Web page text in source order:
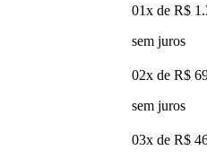
01x de R$
sem juros
02x de R$
sem juros
03x de R$